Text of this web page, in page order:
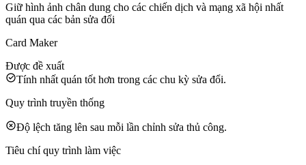
Giữ hình ảnh chân dung cho các chiến dịch và mạng xã hội nhất
quán qua các bản sửa đổi
Card Maker
Được đề xuất
Tính nhất quán tốt hơn trong các chu kỳ sửa đổi.
Quy trình truyền thống
Độ lệch tăng lên sau mỗi lần chỉnh sửa thủ công.
Tiêu chí quy trình làm việc